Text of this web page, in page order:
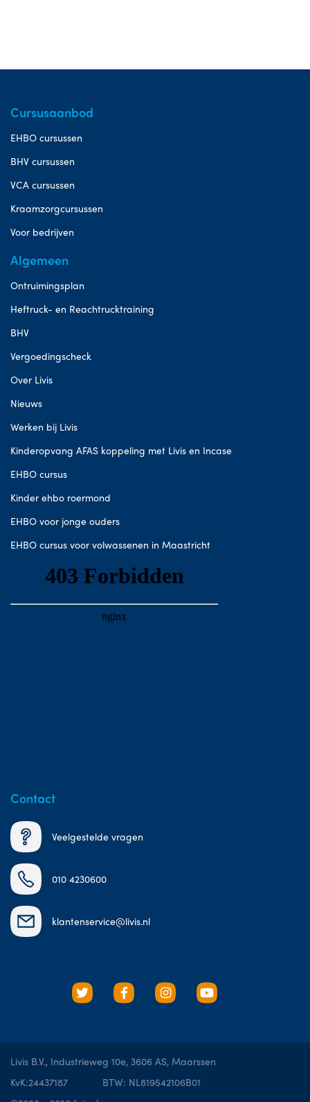
Cursusaanbod
EHBO cursussen
BHV cursussen
VCA cursussen
Kraamzorgcursussen
Voor bedrijven
Algemeen
Ontruimingsplan
Heftruck- en Reachtrucktraining
BHV
Vergoedingscheck
Over Livis
Nieuws
Werken bij Livis
Kinderopvang AFAS koppeling met Livis en Incase
EHBO cursus
Kinder ehbo roermond
EHBO voor jonge ouders
EHBO cursus voor volwassenen in Maastricht
Contact
Veelgestelde vragen
010 4230600
klantenservice@livis.nl
Livis B.V., Industrieweg 10e, 3606 AS, Maarssen
KvK:24437187
BTW: NL819542106B01